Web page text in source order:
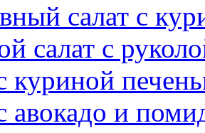
салат с
салат с
куриной
авокадо и